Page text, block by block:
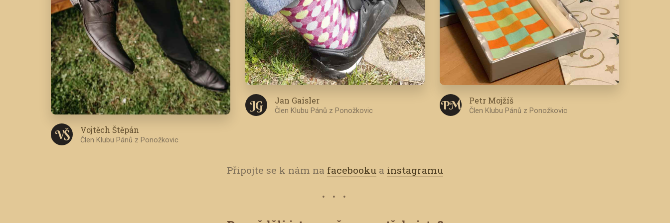
V Š Vojtěch Štěpán
Člen Klubu Pánů z Ponožkovic
J G Jan Gaisler
Člen Klubu Pánů z Ponožkovic P M Petr Mojžíš
Člen Klubu Pánů z Ponožkovic
Připojte se k nám na facebooku a instagramu